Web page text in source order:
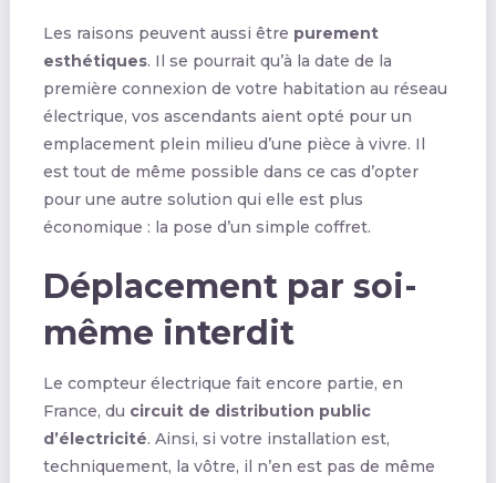
Les raisons peuvent aussi être purement
esthétiques. Il se pourrait qu’à la date de la
première connexion de votre habitation au réseau
électrique, vos ascendants aient opté pour un
emplacement plein milieu d’une pièce à vivre. Il
est tout de même possible dans ce cas d’opter
pour une autre solution qui elle est plus
économique : la pose d’un simple coffret.
Déplacement par soi-
même interdit
Le compteur électrique fait encore partie, en
France, du circuit de distribution public
d’électricité. Ainsi, si votre installation est,
techniquement, la vôtre, il n’en est pas de même